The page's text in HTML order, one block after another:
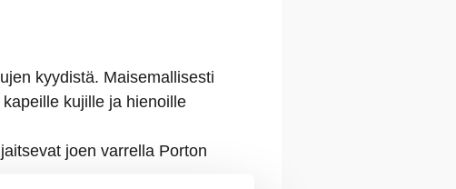
kyydistä. Maisemallisesti
kujille ja hienoille
joen varrella Porton